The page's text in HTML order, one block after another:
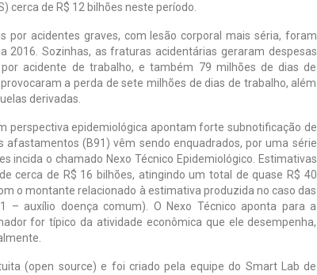
cerca de R$ 12 bilhões neste período.
por acidentes graves, com lesão corporal mais séria, foram
Sozinhas, as fraturas acidentárias geraram despesas
acidente de trabalho, e também 79 milhões de dias de
a perda de sete milhões de dias de trabalho, além
derivadas.
perspectiva epidemiológica apontam forte subnotificação de
(B91) vêm sendo enquadrados, por uma série
incida o chamado Nexo Técnico Epidemiológico. Estimativas
cerca de R$ 16 bilhões, atingindo um total de quase R$ 40
o montante relacionado à estimativa produzida no caso das
– auxílio doença comum). O Nexo Técnico aponta para a
for típico da atividade econômica que ele desempenha,
(open source) e foi criado pela equipe do Smart Lab de